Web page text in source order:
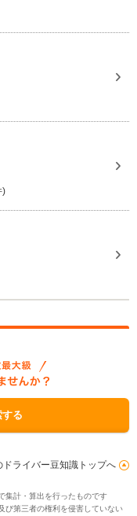
)
る
ドライバー豆知識トップへ
集計・算出を行ったものです
び第三者の権利を侵害していない